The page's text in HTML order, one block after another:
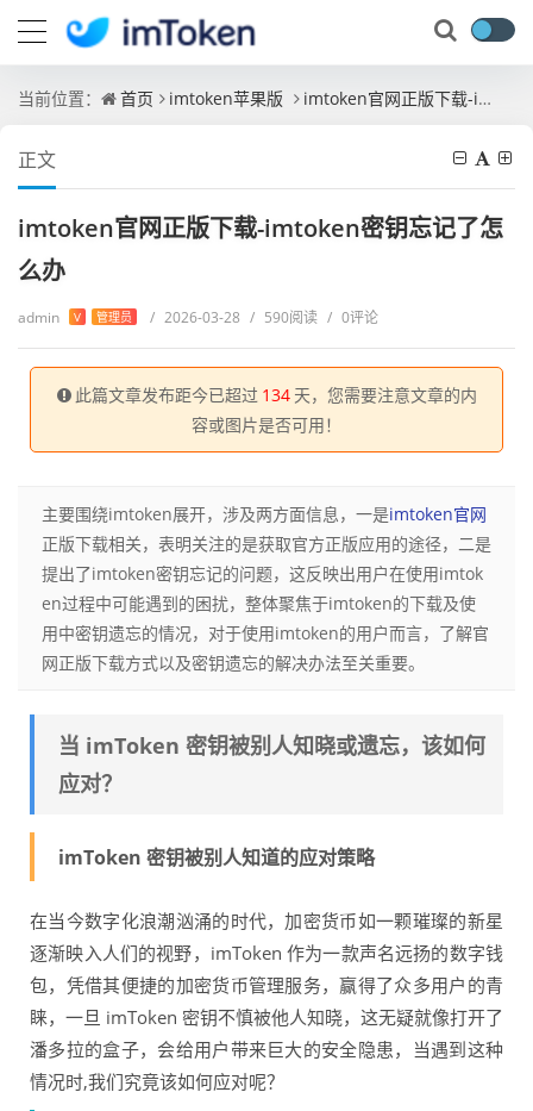
当前位置： 首页 imtoken苹果版 imtoken官网正版下载-imtoken密钥忘记了怎么办
正文
imtoken官网正版下载-imtoken密钥忘记了怎
么办
admin V 管理员 / 2026-03-28 / 590阅读 / 0评论
此篇文章发布距今已超过 134 天，您需要注意文章的内
容或图片是否可用！
主要围绕imtoken展开，涉及两方面信息，一是imtoken官网
正版下载相关，表明关注的是获取官方正版应用的途径，二是
提出了imtoken密钥忘记的问题，这反映出用户在使用imtok
en过程中可能遇到的困扰，整体聚焦于imtoken的下载及使
用中密钥遗忘的情况，对于使用imtoken的用户而言，了解官
网正版下载方式以及密钥遗忘的解决办法至关重要。
当 imToken 密钥被别人知晓或遗忘，该如何
应对？
imToken 密钥被别人知道的应对策略
在当今数字化浪潮汹涌的时代，加密货币如一颗璀璨的新星
逐渐映入人们的视野，imToken 作为一款声名远扬的数字钱
包，凭借其便捷的加密货币管理服务，赢得了众多用户的青
睐，一旦 imToken 密钥不慎被他人知晓，这无疑就像打开了
潘多拉的盒子，会给用户带来巨大的安全隐患，当遇到这种
情况时,我们究竟该如何应对呢？